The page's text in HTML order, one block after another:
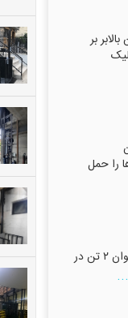
تهران این بالابر بر
را حمل
بالابر هیدرولیکی در شهرک صنعتی شمس آباد ساخت و نصب بالابر هیدرولیکی دوجک به ارتفاع ۵ متر، ابعاد ۲۰۰×۱۸۰ سانتیمتر و توان ۲ تن در
...